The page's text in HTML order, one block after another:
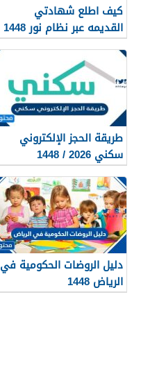
كيف اطلع شهادتي
القديمه عبر نظام نور 1448
طريقة الحجز الإلكتروني
سكني 2026 / 1448
بالتفصيل
دليل الروضات الحكومية في
الرياض 1448